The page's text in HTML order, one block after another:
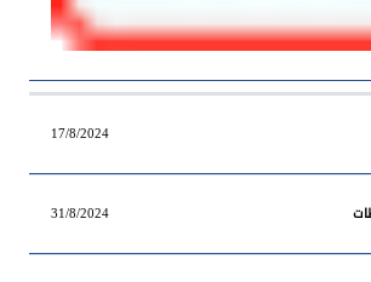
17/8/2024
31/8/2024